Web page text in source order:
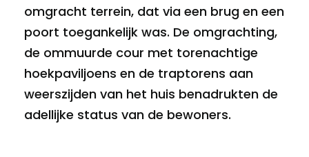
omgracht terrein, dat via een brug en een
poort toegankelijk was. De omgrachting,
de ommuurde cour met torenachtige
hoekpaviljoens en de traptorens aan
weerszijden van het huis benadrukten de
adellijke status van de bewoners.